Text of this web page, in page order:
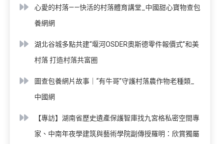
心愛的村落——快活的村落體育講堂_中國甜心寶物查包
養網網
湖北谷城多點共建“堰河OSDER奧斯德零件報價式”和美
村落 打造村落共富圈
圖查包養網片故事｜“有牛哥”守護村落農作物老種類_
中國網
【專訪】湖南省歷史遺產保護智庫找九宮格私密空間專
家、中南年夜學建筑與藝術學院副傳授羅明：欣賞獨屬